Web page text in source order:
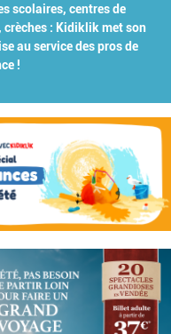
scolaires, centres de
crèches : Kidiklik met son
au service des pros de
!